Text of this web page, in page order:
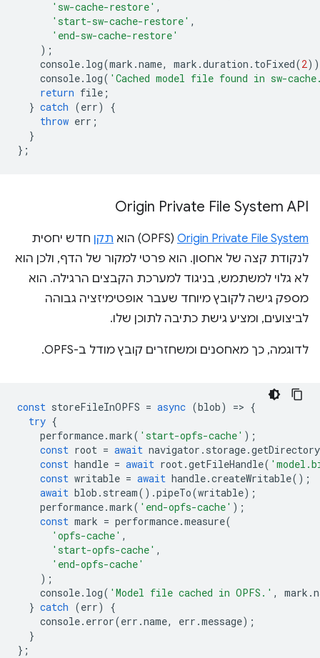
'sw-cache-restore' ,
'start-sw-cache-restore' ,
'end-sw-cache-restore'
);
console. log(mark .name, mark .duration . toFixed(2
console. log( 'Cached model file found in sw-
return file ;
} catch (err)
{
throw err ;
}
};
Origin Private File System API
Origin Private File System ‏(OPFS) הוא תקן חדש יחסית
לנקודת קצה של אחסון. הוא פרטי למקור של הדף, ולכן הוא
לא גלוי למשתמש, בניגוד למערכת הקבצים הרגילה. הוא
מספק גישה לקובץ מיוחד שעבר אופטימיזציה גבוהה
לביצועים, ומציע גישת כתיבה לתוכן שלו.
לדוגמה, כך מאחסנים ומשחזרים קובץ מודל ב-OPFS.
const storeFileInOPFS = async (blob) => {
try {
performance.mark( 'start-opfs-cache' );
const root = await navigator . storage.getDirectory
const handle = await root.getFileHandle(
const writable = await handle.createWritable();
await blob . stream().pipeTo(writable);
performance.mark( 'end-opfs-cache' );
const mark = performance.measure(
'opfs-cache' ,
'start-opfs-cache' ,
'end-opfs-cache'
);
console. log( 'Model file cached in OPFS.' , mark .
} catch (err)
{
console. error(err .name, err .message);
}
};